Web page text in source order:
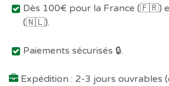
Dès 100€ pour la France (🇫🇷)
(🇳🇱).
Paiements sécurisés 🔒.
Expédition : 2-3 jours ouvrables